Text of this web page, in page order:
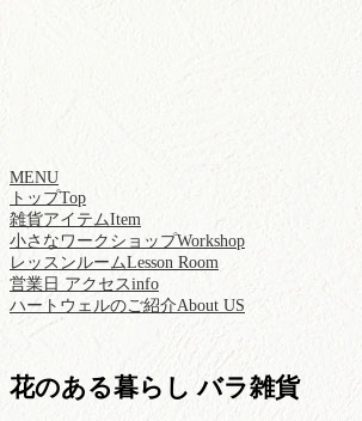
MENU
トップTop
雑貨アイテムItem
小さなワークショップWorkshop
レッスンルームLesson Room
営業日 アクセスinfo
ハートウェルのご紹介About US
花のある暮らし バラ雑貨